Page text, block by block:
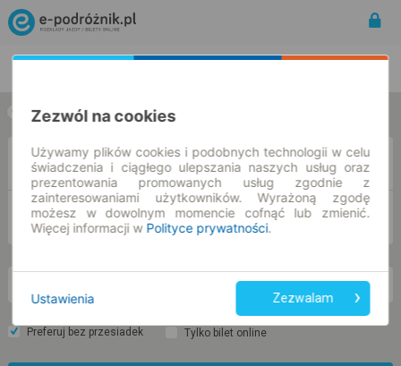
w jedną stronę w obie strony
Z
DO
Preferuj bez przesiadek Tylko bilet online
Zezwól na cookies
Używamy plików cookies i podobnych technologii w celu
świadczenia i ciągłego ulepszania naszych usług oraz
prezentowania promowanych usług zgodnie z
zainteresowaniami użytkowników. Wyrażoną zgodę
możesz w dowolnym momencie cofnąć lub zmienić.
Więcej informacji w Polityce prywatności.
Ustawienia Zezwalam